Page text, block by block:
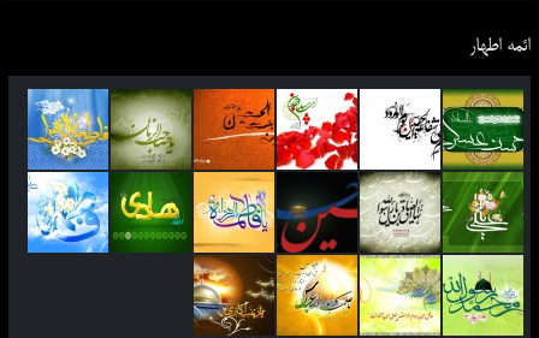
ائمه اطهار